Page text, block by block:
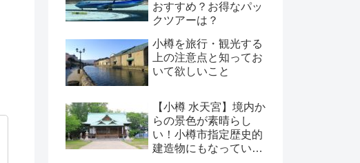
おすすめ？お得なパッ
クツアーは？
小樽を旅行・観光する
上の注意点と知ってお
いて欲しいこと
【小樽 水天宮】境内か
らの景色が素晴らし
い！小樽市指定歴史的
建造物にもなっている